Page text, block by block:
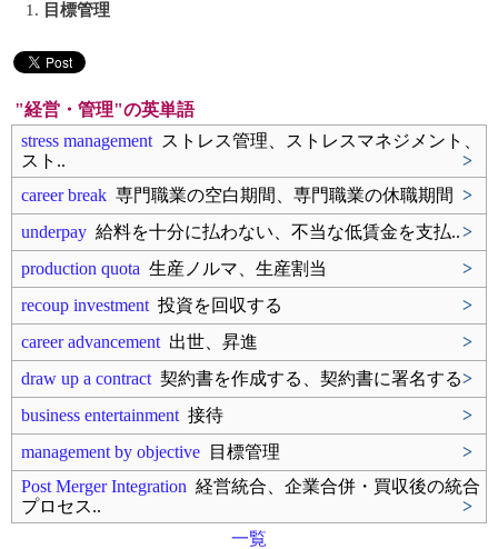
1. 目標管理
"経営・管理"の英単語
stress management ストレス管理、ストレスマネジメント、
スト..
>
career break 専門職業の空白期間、専門職業の休職期間 >
underpay 給料を十分に払わない、不当な低賃金を支払..>
production quota 生産ノルマ、生産割当
>
recoup investment 投資を回収する
>
career advancement 出世、昇進
>
draw up a contract 契約書を作成する、契約書に署名する>
business entertainment 接待
>
management by objective 目標管理
>
Post Merger Integration 経営統合、企業合併・買収後の統合
プロセス..
>
一覧